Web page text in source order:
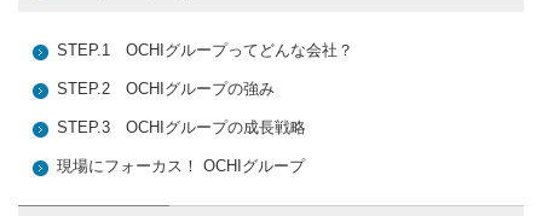
STEP.1 OCHIグループってどんな会社？
STEP.2 OCHIグループの強み
STEP.3 OCHIグループの成長戦略
現場にフォーカス！ OCHIグループ